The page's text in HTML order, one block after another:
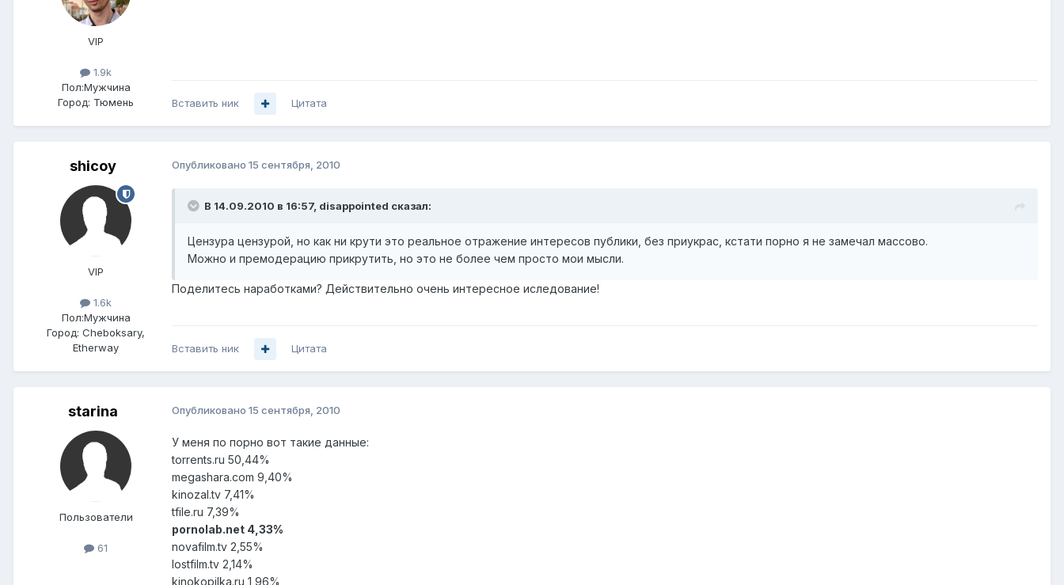
VIP
1.9k
Пол:Мужчина
Город: Тюмень Вставить ник Цитата
shicoy
VIP
1.6k
Пол:Мужчина
Город: Cheboksary,
Etherway
Опубликовано 15 сентября, 2010
В 14.09.2010 в 16:57, disappointed сказал:
Цензура цензурой, но как ни крути это реальное отражение интересов публики, без приукрас, кстати порно я не замечал массово.
Можно и премодерацию прикрутить, но это не более чем просто мои мысли.
Поделитесь наработками? Действительно очень интересное иследование!
Вставить ник Цитата
starina
Пользователи
61
Опубликовано 15 сентября, 2010
У меня по порно вот такие данные:
torrents.ru 50,44%
megashara.com 9,40%
kinozal.tv 7,41%
tfile.ru 7,39%
pornolab.net 4,33%
novafilm.tv 2,55%
lostfilm.tv 2,14%
kinokopilka.ru 1,96%